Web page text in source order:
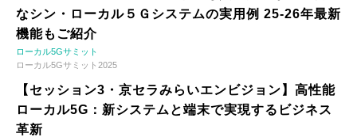
なシン・ローカル５Ｇシステムの実用例 25-26年最新
機能もご紹介
ローカル5Gサミット
ローカル5Gサミット2025
【セッション3・京セラみらいエンビジョン】高性能
ローカル5G：新システムと端末で実現するビジネス
革新